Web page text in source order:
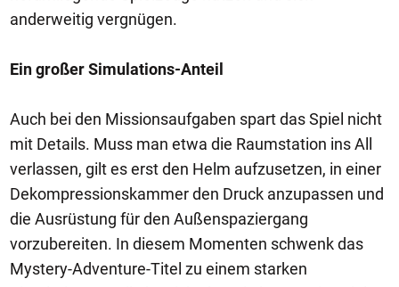
anderweitig vergnügen.
Ein großer Simulations-Anteil
Auch bei den Missionsaufgaben spart das Spiel nicht
mit Details. Muss man etwa die Raumstation ins All
verlassen, gilt es erst den Helm aufzusetzen, in einer
Dekompressionskammer den Druck anzupassen und
die Ausrüstung für den Außenspaziergang
vorzubereiten. In diesem Momenten schwenk das
Mystery-Adventure-Titel zu einem starken